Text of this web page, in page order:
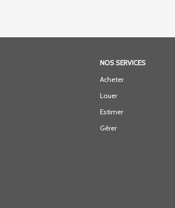
NOS SERVICES
Acheter
Louer
Estimer
Gérer